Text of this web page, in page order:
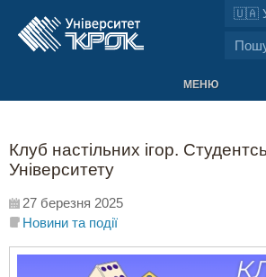
МЕНЮ
Клуб настільних ігор.
Університету
27 березня 2025
Новини та події